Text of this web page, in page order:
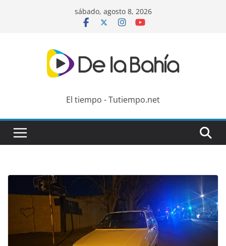
sábado, agosto 8, 2026
El tiempo - Tutiempo.net